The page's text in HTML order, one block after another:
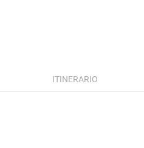
ITINERARIO